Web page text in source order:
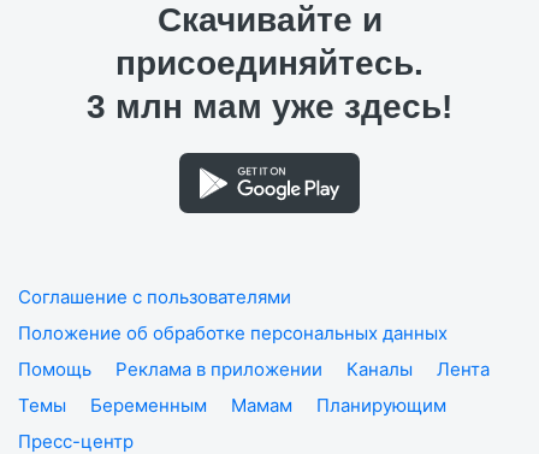
Скачивайте и
присоединяйтесь.
3 млн мам уже здесь!
Соглашение с пользователями
Положение об обработке персональных данных
Помощь
Реклама в приложении Каналы
Лента
Темы
Беременным Мамам
Планирующим
Пресс-центр